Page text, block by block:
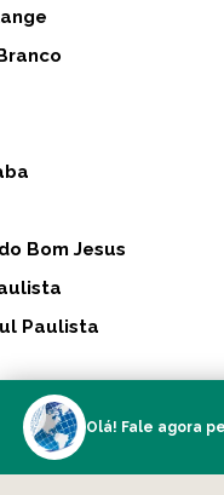
Bom Jesus
Paulista
Lindóia
Olá! Fale agora